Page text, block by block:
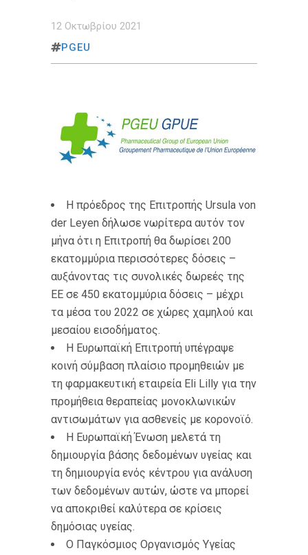
12 Οκτωβρίου 2021
PGEU
Η πρόεδρος της Επιτροπής Ursula von
der Leyen δήλωσε νωρίτερα αυτόν τον
μήνα ότι η Επιτροπή θα δωρίσει 200 ​​
εκατομμύρια περισσότερες δόσεις –
αυξάνοντας τις συνολικές δωρεές της
ΕΕ σε 450 εκατομμύρια δόσεις – μέχρι
τα μέσα του 2022 σε χώρες χαμηλού και
μεσαίου εισοδήματος.
Η Ευρωπαϊκή Επιτροπή υπέγραψε
κοινή σύμβαση πλαίσιο προμηθειών με
τη φαρμακευτική εταιρεία Eli Lilly για την
προμήθεια θεραπείας μονοκλωνικών
αντισωμάτων για ασθενείς με κορονοϊό.
Η Ευρωπαϊκή Ένωση μελετά τη
δημιουργία βάσης δεδομένων υγείας και
τη δημιουργία ενός κέντρου για ανάλυση
των δεδομένων αυτών, ώστε να μπορεί
να αποκριθεί καλύτερα σε κρίσεις
δημόσιας υγείας.
Ο Παγκόσμιος Οργανισμός Υγείας